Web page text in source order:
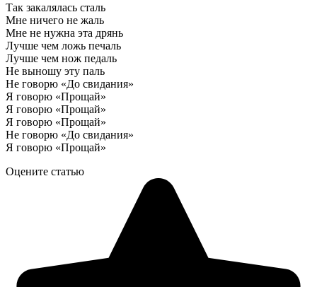
Так закалялась сталь
Мне ничего не жаль
Мне не нужна эта дрянь
Лучше чем ложь печаль
Лучше чем нож педаль
Не выношу эту паль
Не говорю «До свидания»
Я говорю «Прощай»
Я говорю «Прощай»
Я говорю «Прощай»
Не говорю «До свидания»
Я говорю «Прощай»
Оцените статью